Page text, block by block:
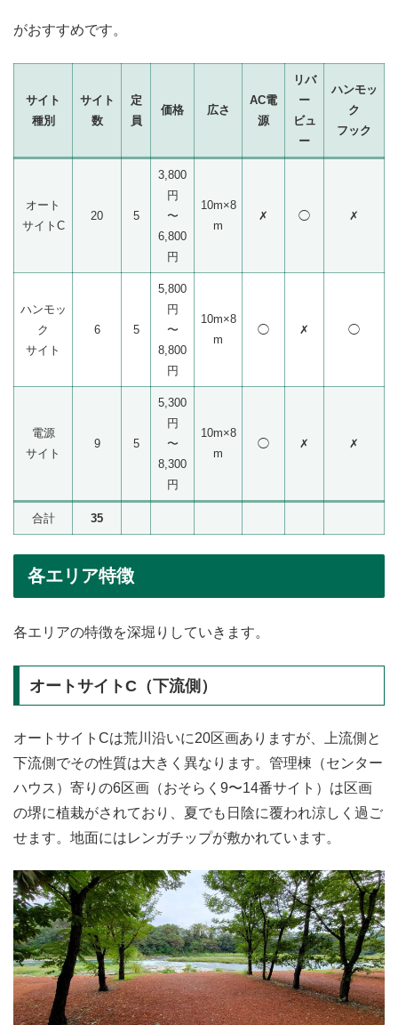
がおすすめです。
サイト
種別
サイト
数
定
員
価格 広さ
AC電
源
リバ
ー
ビュ
ー
ハンモッ
ク
フック
オート
サイトC
20 5
3,800
円
〜
6,800
円
10m×8
m
✗ ◯ ✗
ハンモッ
ク
サイト
6 5
5,800
円
〜
8,800
円
10m×8
m
◯ ✗ ◯
電源
サイト
9 5
5,300
円
〜
8,300
円
10m×8
m
◯ ✗ ✗
合計 35
各エリア特徴
各エリアの特徴を深堀りしていきます。
オートサイトC（下流側）
オートサイトCは荒川沿いに20区画ありますが、上流側と
下流側でその性質は大きく異なります。管理棟（センター
ハウス）寄りの6区画（おそらく9〜14番サイト）は区画
の堺に植栽がされており、夏でも日陰に覆われ涼しく過ご
せます。地面にはレンガチップが敷かれています。